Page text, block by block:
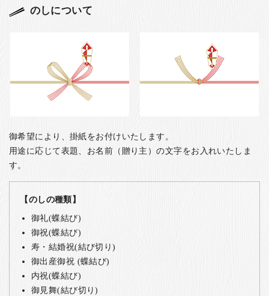
のしについて
御希望により、掛紙をお付けいたします。
用途に応じて表題、お名前（贈り主）の文字をお入れいたしま
す。
【のしの種類】
御礼(蝶結び)
御祝(蝶結び)
寿・結婚祝(結び切り)
御出産御祝 (蝶結び)
内祝(蝶結び)
御見舞(結び切り)